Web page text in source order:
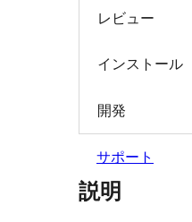
レビュー
インストール
開発
サポート
説明